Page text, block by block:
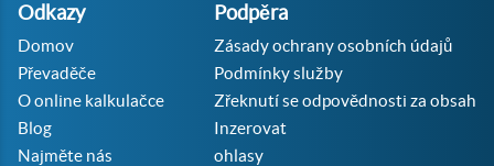
Odkazy
Domov
Převaděče
O online kalkulačce
Blog
Najměte nás
Podpěra
Zásady ochrany osobních údajů
Podmínky služby
Zřeknutí se odpovědnosti za obsah
Inzerovat
ohlasy